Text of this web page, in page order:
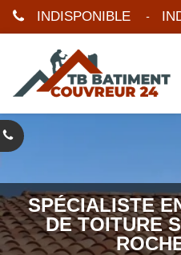
INDISPONIBLE -
SPÉCIALISTE
DE TOITURE